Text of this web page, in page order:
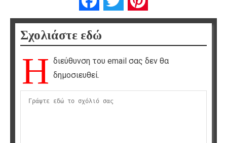
Σχολιάστε εδώ
Η διεύθυνση του email σας δεν θα
δημοσιευθεί.